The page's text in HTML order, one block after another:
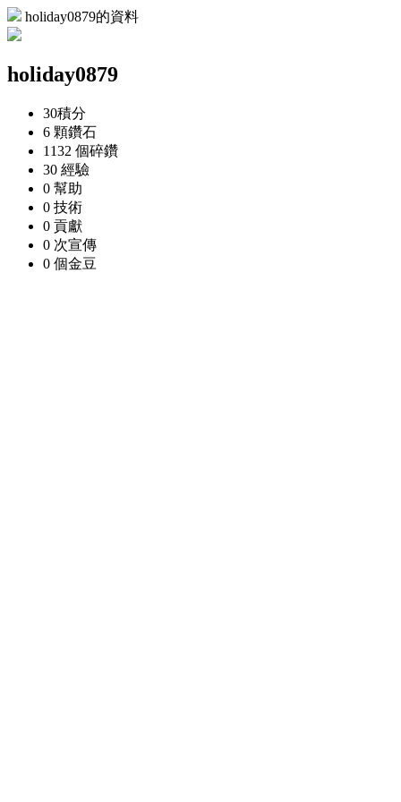
holiday0879的資料
holiday0879
30積分
6 顆鑽石
1132 個碎鑽
30 經驗
0 幫助
0 技術
0 貢獻
0 次宣傳
0 個金豆